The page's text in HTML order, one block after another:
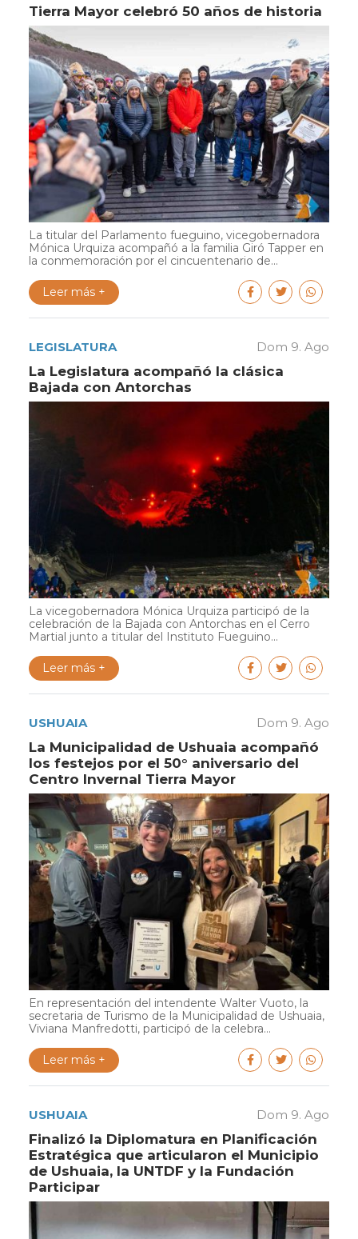
Tierra Mayor celebró 50 años de historia
La titular del Parlamento fueguino, vicegobernadora
Mónica Urquiza acompañó a la familia Giró Tapper en
la conmemoración por el cincuentenario de...
Leer más +
LEGISLATURA Dom 9. Ago
La Legislatura acompañó la clásica
Bajada con Antorchas
La vicegobernadora Mónica Urquiza participó de la
celebración de la Bajada con Antorchas en el Cerro
Martial junto a titular del Instituto Fueguino...
Leer más +
USHUAIA Dom 9. Ago
La Municipalidad de Ushuaia acompañó
los festejos por el 50° aniversario del
Centro Invernal Tierra Mayor
En representación del intendente Walter Vuoto, la
secretaria de Turismo de la Municipalidad de Ushuaia,
Viviana Manfredotti, participó de la celebra...
Leer más +
USHUAIA Dom 9. Ago
Finalizó la Diplomatura en Planificación
Estratégica que articularon el Municipio
de Ushuaia, la UNTDF y la Fundación
Participar